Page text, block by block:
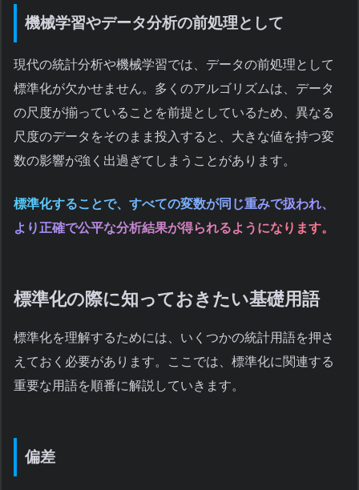
機械学習やデータ分析の前処理として
現代の統計分析や機械学習では、データの前処理として
標準化が欠かせません。多くのアルゴリズムは、データ
の尺度が揃っていることを前提としているため、異なる
尺度のデータをそのまま投入すると、大きな値を持つ変
数の影響が強く出過ぎてしまうことがあります。
標準化することで、すべての変数が同じ重みで扱われ、
より正確で公平な分析結果が得られるようになります。
標準化の際に知っておきたい基礎用語
標準化を理解するためには、いくつかの統計用語を押さ
えておく必要があります。ここでは、標準化に関連する
重要な用語を順番に解説していきます。
偏差